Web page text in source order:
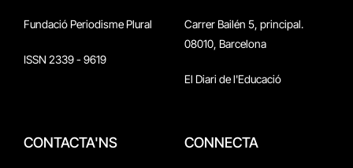
Fundació Periodisme Plural
ISSN 2339 - 9619
Carrer Bailén 5, principal.
08010, Barcelona
El Diari de l'Educació
CONTACTA'NS CONNECTA